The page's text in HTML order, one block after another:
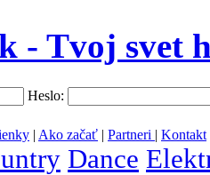
- Tvoj svet
Heslo:
| Ako začať | Partneri | Kontakt
Dance